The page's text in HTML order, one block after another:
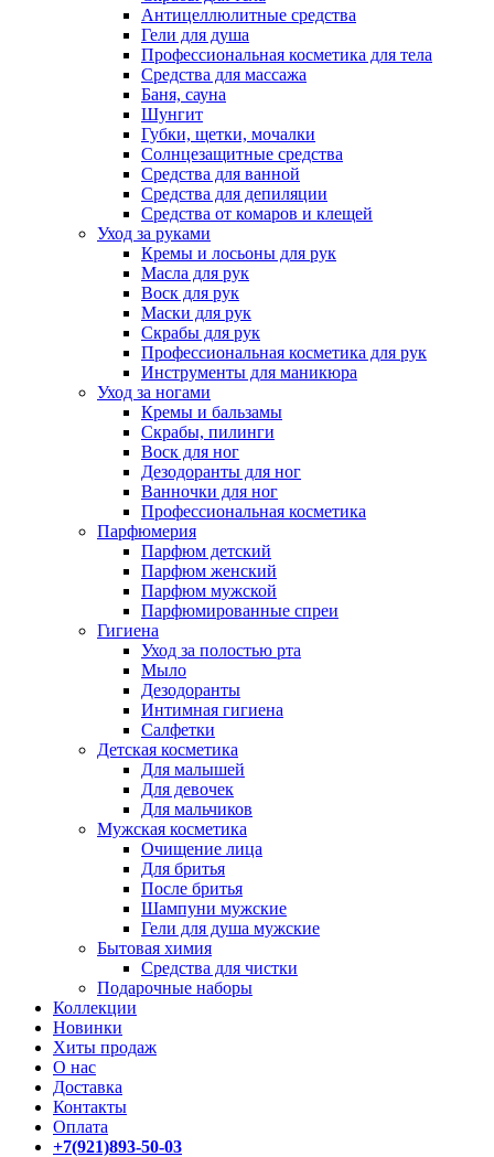
Антицеллюлитные средства
Гели для душа
Профессиональная косметика для тела
Средства для массажа
Баня, сауна
Шунгит
Губки, щетки, мочалки
Солнцезащитные средства
Средства для ванной
Средства для депиляции
Средства от комаров и клещей
Уход за руками
Кремы и лосьоны для рук
Масла для рук
Воск для рук
Маски для рук
Скрабы для рук
Профессиональная косметика для рук
Инструменты для маникюра
Уход за ногами
Кремы и бальзамы
Скрабы, пилинги
Воск для ног
Дезодоранты для ног
Ванночки для ног
Профессиональная косметика
Парфюмерия
Парфюм детский
Парфюм женский
Парфюм мужской
Парфюмированные спреи
Гигиена
Уход за полостью рта
Мыло
Дезодоранты
Интимная гигиена
Салфетки
Детская косметика
Для малышей
Для девочек
Для мальчиков
Мужская косметика
Очищение лица
Для бритья
После бритья
Шампуни мужские
Гели для душа мужские
Бытовая химия
Средства для чистки
Подарочные наборы
Коллекции
Новинки
Хиты продаж
О нас
Доставка
Контакты
Оплата
+7(921)893-50-03